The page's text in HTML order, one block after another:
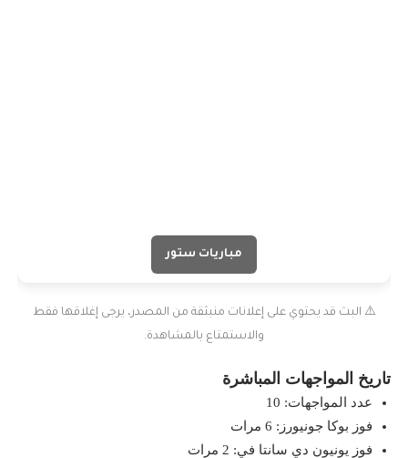
مباريات ستور
⚠️ البث قد يحتوي على إعلانات منبثقة من المصدر، يرجى إغلاقها فقط
والاستمتاع بالمشاهدة.
تاريخ المواجهات المباشرة
عدد المواجهات: 10
فوز بوكا جونيورز: 6 مرات
فوز يونيون دي سانتا في: 2 مرات